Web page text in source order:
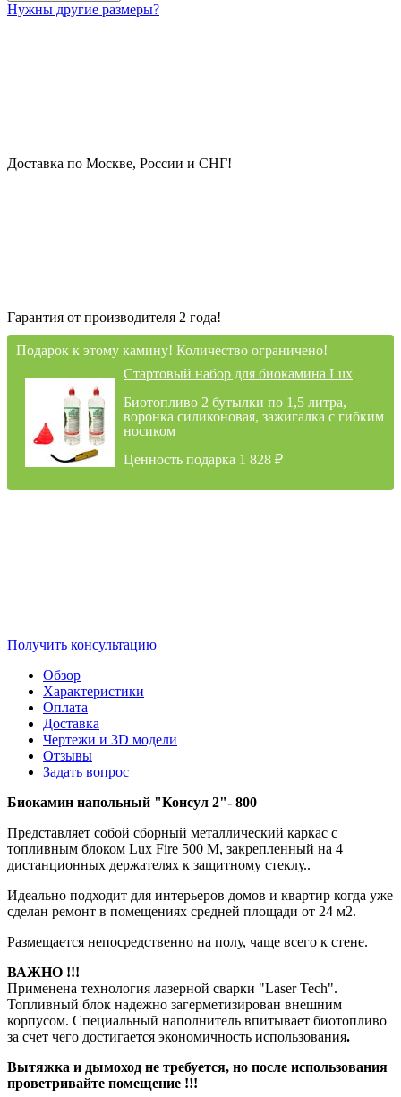
Нужны другие размеры?
Доставка по Москве, России и СНГ!
Гарантия от производителя 2 года!
Подарок к этому камину! Количество ограничено!
Стартовый набор для биокамина Lux
Биотопливо 2 бутылки по 1,5 литра,
воронка силиконовая, зажигалка с гибким
носиком
Ценность подарка 1 828 ₽
Получить консультацию
Обзор
Характеристики
Оплата
Доставка
Чертежи и 3D модели
Отзывы
Задать вопрос
Биокамин напольный "Консул 2"- 800
Представляет собой сборный металлический каркас с
топливным блоком Lux Fire 500 М, закрепленный на 4
дистанционных держателях к защитному стеклу..
Идеально подходит для интерьеров домов и квартир когда уже
сделан ремонт в помещениях средней площади от 24 м2.
Размещается непосредственно на полу, чаще всего к стене.
ВАЖНО !!!
Применена технология лазерной сварки "Laser Tech".
Топливный блок надежно загерметизирован внешним
корпусом. Специальный наполнитель впитывает биотопливо
за счет чего достигается экономичность использования.
Вытяжка и дымоход не требуется, но после использования
проветривайте помещение !!!